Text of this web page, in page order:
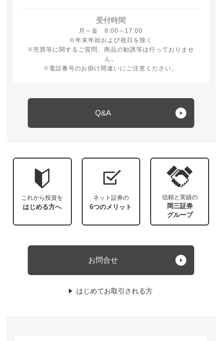
受付時間
月～金 8:00～17:00
月曜日から金曜日 8時から17時
※年末年始および祝日を除く
※売買等に関するご質問、商品の勧誘等は行っておりませ
ん。
※電話番号のお掛け間違いにご注意ください。
Q&A
これから投資を
はじめる方へ
ネット証券の
6つのメリット
信頼と実績の
岡三証券
グループ
お問合せ
はじめてお取引される方